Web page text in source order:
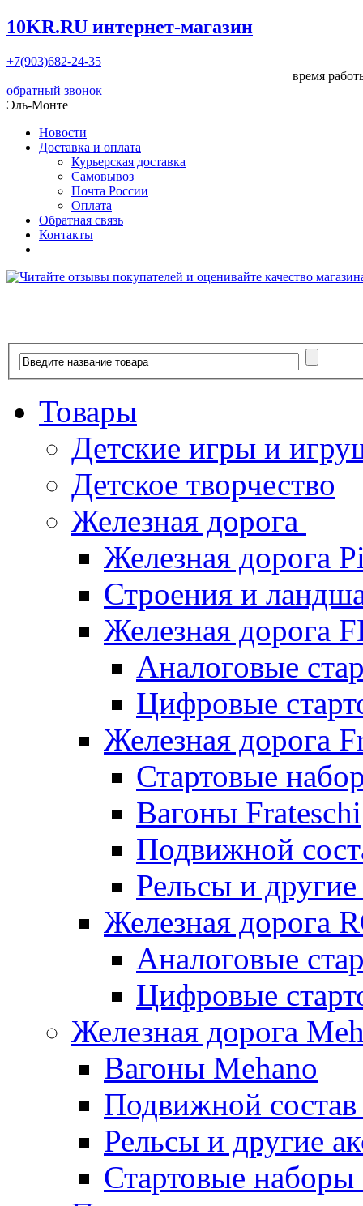
10KR.RU интернет-магазин
+7(903)682-24-35
время
обратный звонок
Эль-Монте
Новости
Доставка и оплата
Курьерская доставка
Самовывоз
Почта России
Оплата
Обратная связь
Контакты
Товары
Детские игры и
Детское творчество
Железная дорога
Железная дорога
Строения и
Железная дорога
Аналоговые
Цифровые
Железная дорога
Стартовые
Вагоны Frateschi
Подвижной
Рельсы и
Железная дорога
Аналоговые
Цифровые
Железная дорога
Вагоны Mehano
Подвижной
Рельсы и другие
Стартовые